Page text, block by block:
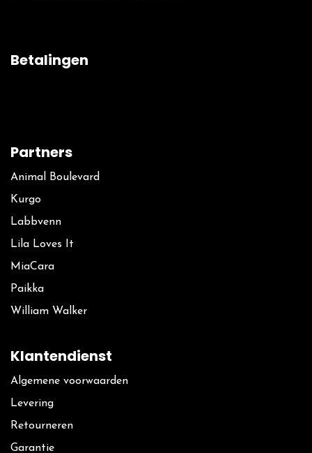
Betalingen
Partners
Animal Boulevard
Kurgo
La​bbvenn
Lila Loves It
MiaCara
Paikka
William Walker
Klantendienst
Algemene voorwaarden
Levering
Retourneren
Garantie